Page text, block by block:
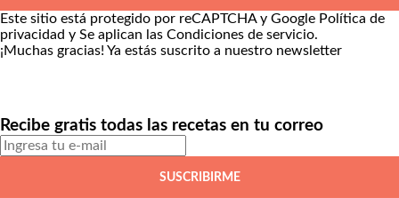
Este sitio está protegido por reCAPTCHA y Google Política de
privacidad y Se aplican las Condiciones de servicio.
¡Muchas gracias! Ya estás suscrito a nuestro newsletter
Recibe gratis todas las recetas en tu correo
SUSCRIBIRME